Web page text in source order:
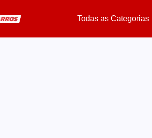
Todas as Categorias